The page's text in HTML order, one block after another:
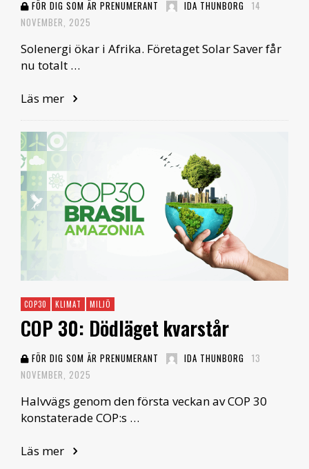
FÖR DIG SOM ÄR PRENUMERANT IDA THUNBORG 14
NOVEMBER, 2025
Solenergi ökar i Afrika. Företaget Solar Saver får
nu totalt …
Läs mer
COP30 KLIMAT MILJÖ
COP 30: Dödläget kvarstår
FÖR DIG SOM ÄR PRENUMERANT IDA THUNBORG 13
NOVEMBER, 2025
Halvvägs genom den första veckan av COP 30
konstaterade COP:s …
Läs mer